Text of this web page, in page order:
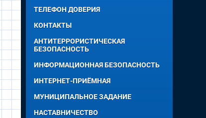
ТЕЛЕФОН ДОВЕРИЯ
КОНТАКТЫ
АНТИТЕРРОРИСТИЧЕСКАЯ
БЕЗОПАСНОСТЬ
ИНФОРМАЦИОННАЯ БЕЗОПАСНОСТЬ
ИНТЕРНЕТ-ПРИЁМНАЯ
МУНИЦИПАЛЬНОЕ ЗАДАНИЕ
НАСТАВНИЧЕСТВО